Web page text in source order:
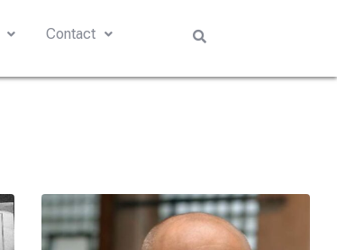
Contact